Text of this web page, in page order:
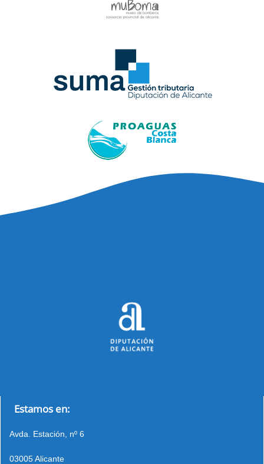
Estamos en:
Avda. Estación, nº 6
03005 Alicante